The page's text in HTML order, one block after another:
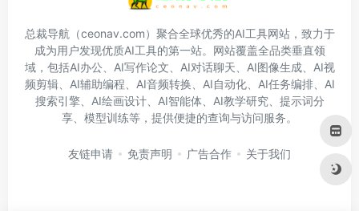
总裁导航（ceonav.com）聚合全球优秀的AI工具网站，致力于
成为用户发现优质AI工具的第一站。网站覆盖全品类垂直领
域，包括AI办公、AI写作论文、AI对话聊天、AI图像生成、AI视
频剪辑、AI辅助编程、AI音频转换、AI自动化、AI任务编排、AI
搜索引擎、AI绘画设计、AI智能体、AI教学研究、提示词分
享、模型训练等，提供便捷的查询与访问服务。
友链申请 免责声明 广告合作 关于我们